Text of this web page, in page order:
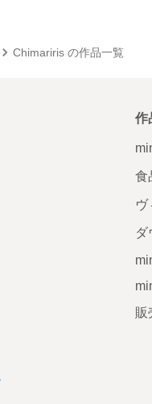
Chimariris の作品一覧
作
食
ヴ
ダ
販